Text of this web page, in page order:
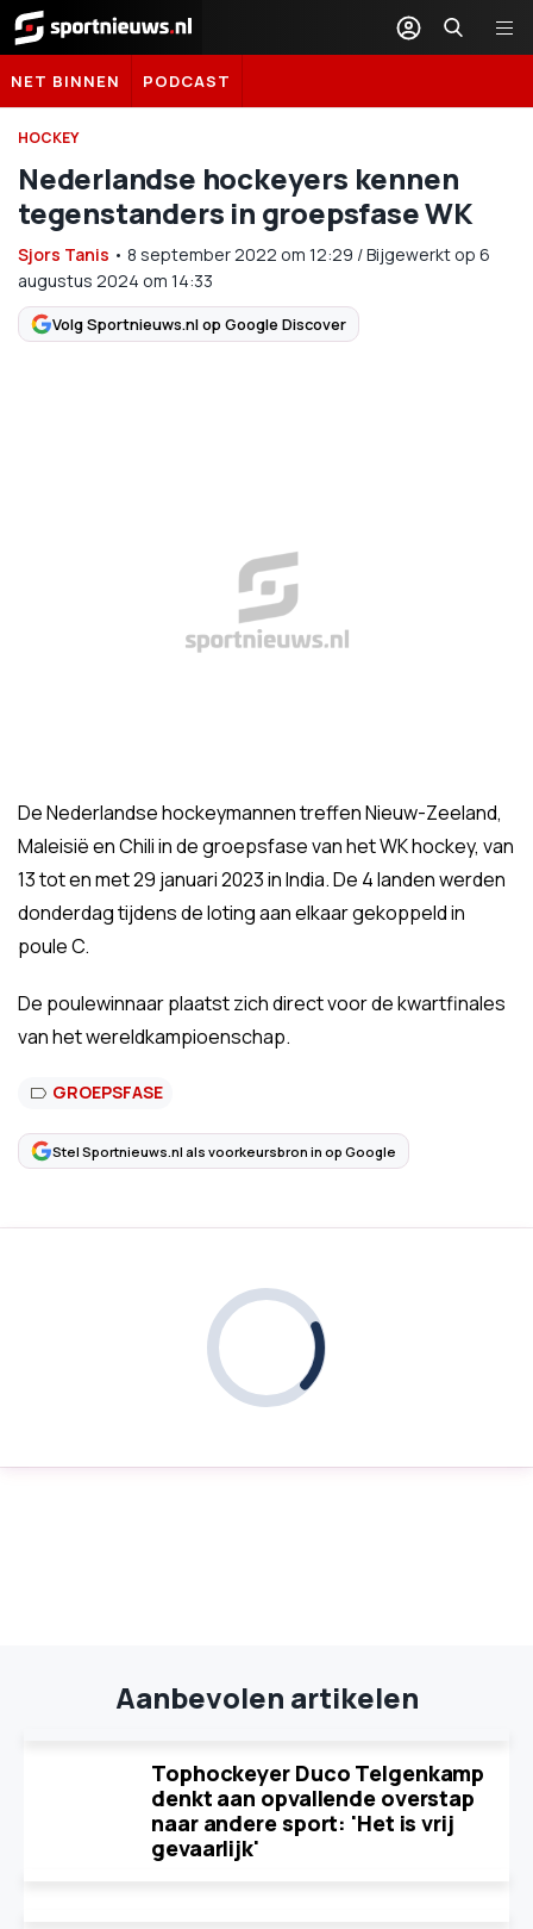
Sportnieuws.nl
NET BINNEN PODCAST
HOCKEY
Nederlandse hockeyers kennen
tegenstanders in groepsfase WK
Sjors Tanis • 8 september 2022 om 12:29 /Bijgewerkt op 6
augustus 2024 om 14:33
Volg Sportnieuws.nl op Google Discover
De Nederlandse hockeymannen treffen Nieuw-Zeeland,
Maleisië en Chili in de groepsfase van het WK hockey, van
13 tot en met 29 januari 2023 in India. De 4 landen werden
donderdag tijdens de loting aan elkaar gekoppeld in
poule C.
De poulewinnaar plaatst zich direct voor de kwartfinales
van het wereldkampioenschap.
GROEPSFASE
Stel Sportnieuws.nl als voorkeursbron in op Google
Aanbevolen artikelen
Tophockeyer Duco Telgenkamp
denkt aan opvallende overstap
naar andere sport: 'Het is vrij
gevaarlijk'